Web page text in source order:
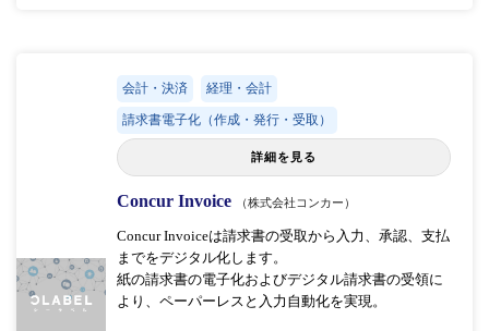
会計・決済 経理・会計
請求書電子化（作成・発行・受取）
詳細を見る
Concur Invoice （株式会社コンカー）
Concur Invoiceは請求書の受取から入力、承認、支払
までをデジタル化します。
紙の請求書の電子化およびデジタル請求書の受領に
より、ペーパーレスと入力自動化を実現。